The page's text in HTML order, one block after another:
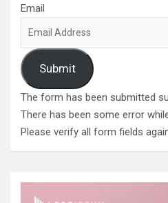
Email
Submit
The form has been submitted
There has been some error
Please verify all form fields